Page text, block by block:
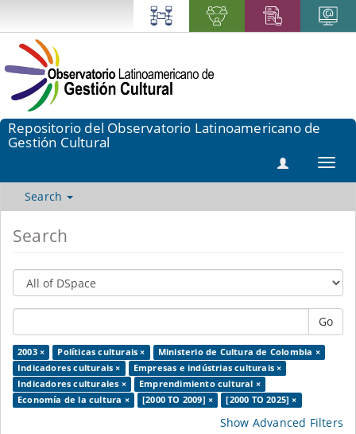
Repositorio del Observatorio Latinoamericano de
Gestión Cultural
Search
Search
Go
2003 × Políticas culturais ×
Ministerio de Cultura de Colombia ×
Indicadores culturais ×
Empresas e indústrias culturais ×
Indicadores culturales ×
Emprendimiento cultural ×
Economía de la cultura ×
[2000 TO 2009] × [2000 TO 2025] ×
Show Advanced Filters